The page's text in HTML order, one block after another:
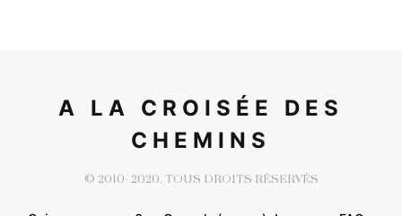
A LA CROISÉE DES
CHEMINS
© 2010- 2020. TOUS DROITS RÉSERVÉS